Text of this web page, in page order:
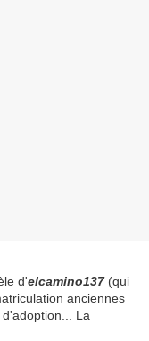
d'elcamino137(qui
anciennes
La